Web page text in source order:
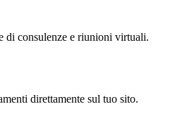
di consulenze e riunioni virtuali.
direttamente sul tuo sito.